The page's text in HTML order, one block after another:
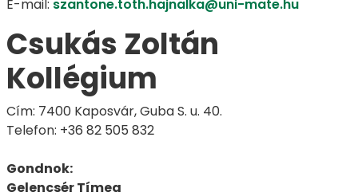
E-mail: szantone.toth.hajnalka@uni-mate.hu
Csukás Zoltán
Kollégium
Cím: 7400 Kaposvár, Guba S. u. 40.
Telefon: +36 82 505 832
Gondnok:
Gelencsér Tímea